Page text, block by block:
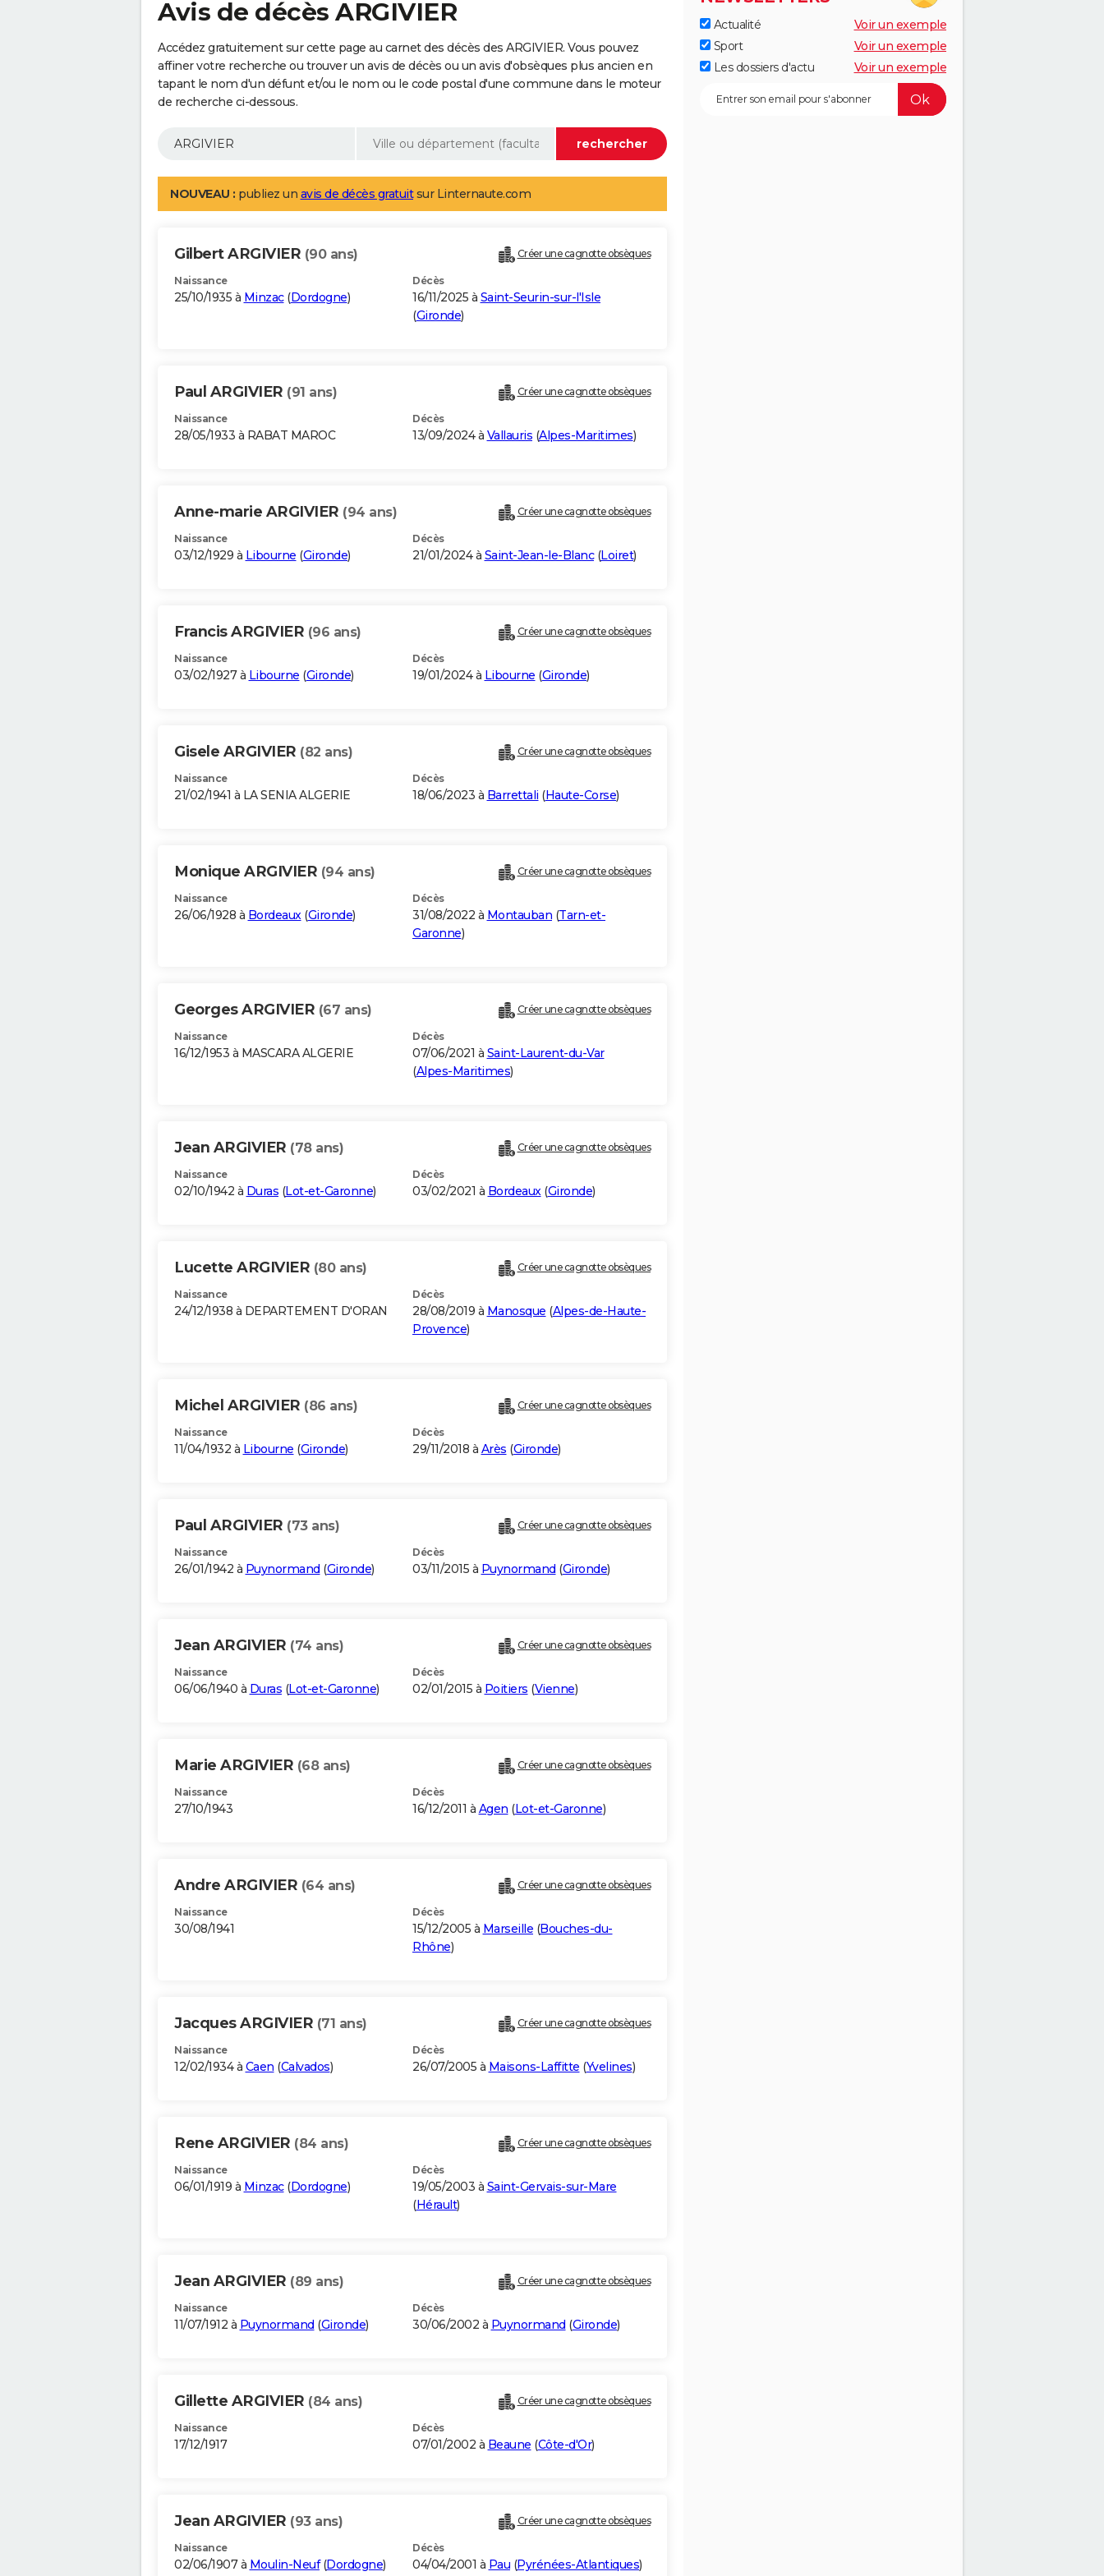
Avis de décès ARGIVIER
Accédez gratuitement sur cette page au carnet des décès des ARGIVIER. Vous pouvez
affiner votre recherche ou trouver un avis de décès ou un avis d'obsèques plus ancien en
tapant le nom d'un défunt et/ou le nom ou le code postal d'une commune dans le moteur
de recherche ci-dessous.
NOUVEAU : publiez un avis de décès gratuitsur Linternaute.com
Gilbert ARGIVIER (90 ans) Créer une cagnotte obsèques
Naissance
25/10/1935 à Minzac(Dordogne)
Décès
16/11/2025 à Saint-Seurin-sur-l'Isle
(Gironde)
Paul ARGIVIER (91 ans) Créer une cagnotte obsèques
Naissance
28/05/1933 à RABAT MAROC
Décès
13/09/2024 à Vallauris (Alpes-Maritimes)
Anne-marie ARGIVIER (94 ans) Créer une cagnotte obsèques
Naissance
03/12/1929 à Libourne (Gironde)
Décès
21/01/2024 à Saint-Jean-le-Blanc(Loiret)
Francis ARGIVIER (96 ans) Créer une cagnotte obsèques
Naissance
03/02/1927 à Libourne (Gironde)
Décès
19/01/2024 à Libourne (Gironde)
Gisele ARGIVIER (82 ans) Créer une cagnotte obsèques
Naissance
21/02/1941 à LA SENIA ALGERIE
Décès
18/06/2023 à Barrettali (Haute-Corse)
Monique ARGIVIER (94 ans) Créer une cagnotte obsèques
Naissance
26/06/1928 à Bordeaux(Gironde)
Décès
31/08/2022 à Montauban (Tarn-et-
Garonne)
Georges ARGIVIER (67 ans) Créer une cagnotte obsèques
Naissance
16/12/1953 à MASCARA ALGERIE
Décès
07/06/2021 à Saint-Laurent-du-Var
(Alpes-Maritimes)
Jean ARGIVIER (78 ans) Créer une cagnotte obsèques
Naissance
02/10/1942 à Duras (Lot-et-Garonne)
Décès
03/02/2021 à Bordeaux(Gironde)
Lucette ARGIVIER (80 ans) Créer une cagnotte obsèques
Naissance
24/12/1938 à DEPARTEMENT D'ORAN
Décès
28/08/2019 à Manosque (Alpes-de-Haute-
Provence)
Michel ARGIVIER (86 ans) Créer une cagnotte obsèques
Naissance
11/04/1932 à Libourne (Gironde)
Décès
29/11/2018 à Arès (Gironde)
Paul ARGIVIER (73 ans) Créer une cagnotte obsèques
Naissance
26/01/1942 à Puynormand (Gironde)
Décès
03/11/2015 à Puynormand (Gironde)
Jean ARGIVIER (74 ans) Créer une cagnotte obsèques
Naissance
06/06/1940 à Duras (Lot-et-Garonne)
Décès
02/01/2015 à Poitiers (Vienne)
Marie ARGIVIER (68 ans) Créer une cagnotte obsèques
Naissance
27/10/1943
Décès
16/12/2011 à Agen (Lot-et-Garonne)
Andre ARGIVIER (64 ans) Créer une cagnotte obsèques
Naissance
30/08/1941
Décès
15/12/2005 à Marseille (Bouches-du-
Rhône)
Jacques ARGIVIER (71 ans) Créer une cagnotte obsèques
Naissance
12/02/1934 à Caen (Calvados)
Décès
26/07/2005 à Maisons-Laffitte (Yvelines)
Rene ARGIVIER (84 ans) Créer une cagnotte obsèques
Naissance
06/01/1919 à Minzac(Dordogne)
Décès
19/05/2003 à Saint-Gervais-sur-Mare
(Hérault)
Jean ARGIVIER (89 ans) Créer une cagnotte obsèques
Naissance
11/07/1912 à Puynormand (Gironde)
Décès
30/06/2002 à Puynormand (Gironde)
Gillette ARGIVIER (84 ans) Créer une cagnotte obsèques
Naissance
17/12/1917
Décès
07/01/2002 à Beaune (Côte-d'Or)
Jean ARGIVIER (93 ans) Créer une cagnotte obsèques
Naissance
02/06/1907 à Moulin-Neuf(Dordogne)
Décès
04/04/2001 à Pau (Pyrénées-Atlantiques)
Actualité
Voir un exemple
Sport
Voir un exemple
Les dossiers d'actu
Voir un exemple